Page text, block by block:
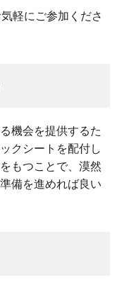
軽にご参加くださ
機会を提供するた
クシートを配付し
もつことで、漠然
備を進めれば良い